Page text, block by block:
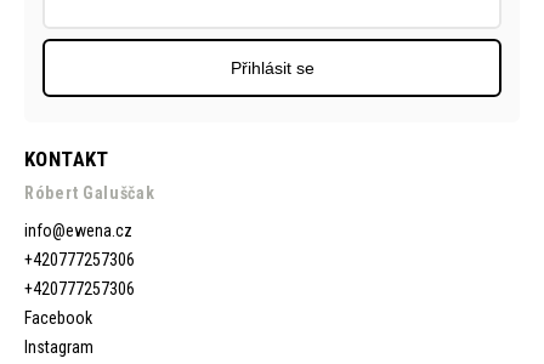
KONTAKT
Róbert Galuščak
info@ewena.cz
+420777257306
+420777257306
Facebook
Instagram
Přihlásit se